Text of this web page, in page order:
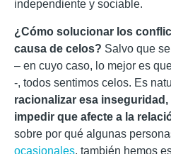
independiente y sociable.
¿Cómo solucionar los
causa de celos? Salvo que
– en cuyo caso, lo mejor es
-, todos sentimos celos. Es
racionalizar esa
impedir que afecte a la
sobre por qué algunas
ocasionales, también hemos